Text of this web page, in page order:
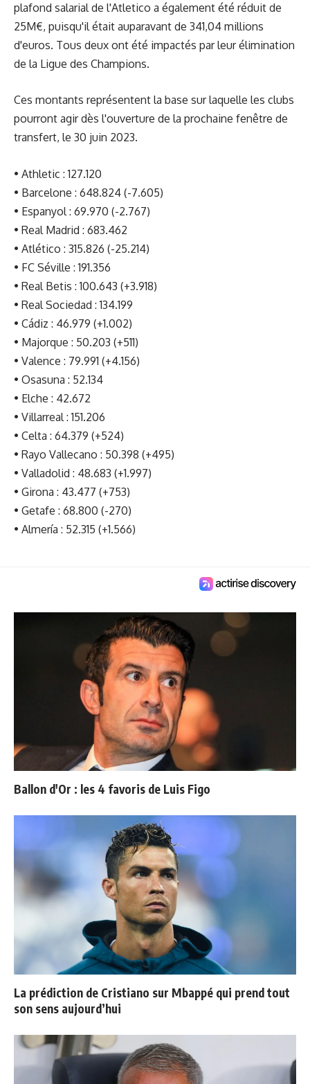
plafond salarial de l'Atletico a également été réduit de
25M€, puisqu'il était auparavant de 341,04 millions
d'euros. Tous deux ont été impactés par leur élimination
de la Ligue des Champions.
Ces montants représentent la base sur laquelle les clubs
pourront agir dès l'ouverture de la prochaine fenêtre de
transfert, le 30 juin 2023.
• Athletic : 127.120
• Barcelone : 648.824 (-7.605)
• Espanyol : 69.970 (-2.767)
• Real Madrid : 683.462
• Atlético : 315.826 (-25.214)
• FC Séville : 191.356
• Real Betis : 100.643 (+3.918)
• Real Sociedad : 134.199
• Cádiz : 46.979 (+1.002)
• Majorque : 50.203 (+511)
• Valence : 79.991 (+4.156)
• Osasuna : 52.134
• Elche : 42.672
• Villarreal : 151.206
• Celta : 64.379 (+524)
• Rayo Vallecano : 50.398 (+495)
• Valladolid : 48.683 (+1.997)
• Girona : 43.477 (+753)
• Getafe : 68.800 (-270)
• Almería : 52.315 (+1.566)
Ballon d'Or : les 4 favoris de Luis Figo
La prédiction de Cristiano sur Mbappé qui prend tout
son sens aujourd’hui